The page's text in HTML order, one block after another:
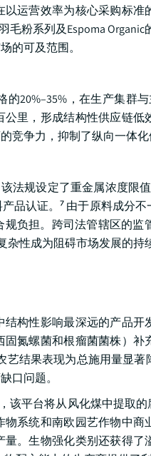
运营效率为核心采购标
粉系列及Espoma
的可及范围。
20%–35%，在生产集群
里，形成结构性供应链
争力，抑制了纵向一体化
该法规设定了重金属浓度
品认证。⁷ 由于原料成分
负担。跨司法管辖区的监
性成为阻碍市场发展的持
构性影响最深远的产品
氮螺菌和根瘤菌菌株）
艺结果表现为总施用量显
口问题。
该平台将从风化煤中提取
系统和南欧园艺作物中
。生物强化类别还获得